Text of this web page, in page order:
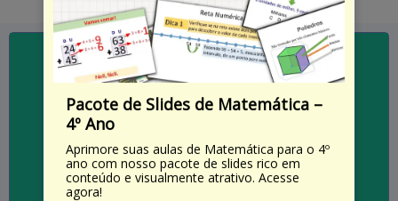
Válido em todo o Brasil! Útil para: Faculdades;
Empregos; Currículos; Qualificação; Aperfeiçoamento,
...
SAIBA MAIS
Pacote de Slides de Matemática –
4º Ano
Aprimore suas aulas de Matemática para o 4º
ano com nosso pacote de slides rico em
conteúdo e visualmente atrativo. Acesse
agora!